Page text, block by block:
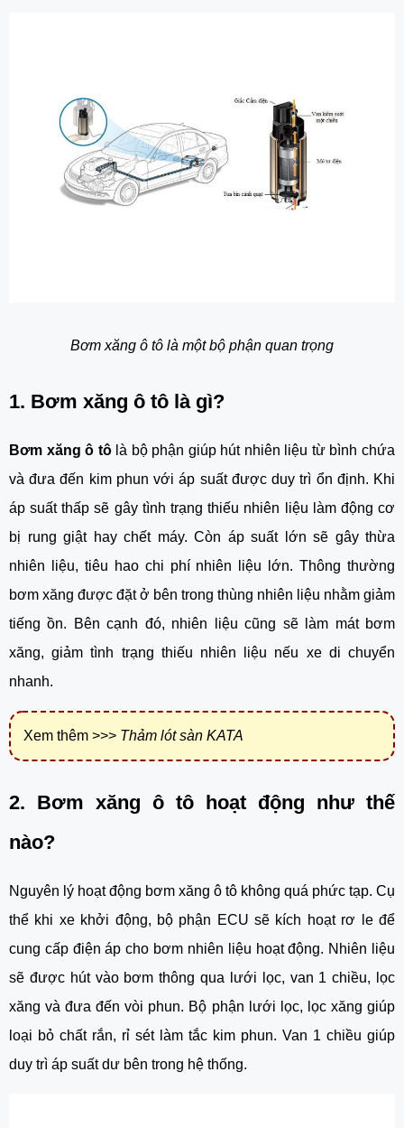
Bơm xăng ô tô là một bộ phận quan trọng
1. Bơm xăng ô tô là gì?
Bơm xăng ô tô là bộ phận giúp hút nhiên liệu từ bình chứa
và đưa đến kim phun với áp suất được duy trì ổn định. Khi
áp suất thấp sẽ gây tình trạng thiếu nhiên liệu làm động cơ
bị rung giật hay chết máy. Còn áp suất lớn sẽ gây thừa
nhiên liệu, tiêu hao chi phí nhiên liệu lớn. Thông thường
bơm xăng được đặt ở bên trong thùng nhiên liệu nhằm giảm
tiếng ồn. Bên cạnh đó, nhiên liệu cũng sẽ làm mát bơm
xăng, giảm tình trạng thiếu nhiên liệu nếu xe di chuyển
nhanh.
Xem thêm >>> Thảm lót sàn KATA
2. Bơm xăng ô tô hoạt động như thế
nào?
Nguyên lý hoạt động bơm xăng ô tô không quá phức tạp. Cụ
thể khi xe khởi động, bộ phận ECU sẽ kích hoạt rơ le để
cung cấp điện áp cho bơm nhiên liệu hoạt động. Nhiên liệu
sẽ được hút vào bơm thông qua lưới lọc, van 1 chiều, lọc
xăng và đưa đến vòi phun. Bộ phận lưới lọc, lọc xăng giúp
loại bỏ chất rắn, rỉ sét làm tắc kim phun. Van 1 chiều giúp
duy trì áp suất dư bên trong hệ thống.